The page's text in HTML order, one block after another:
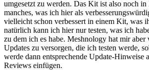
umgesetzt zu werden. Das Kit ist also noch
manches, was ich hier als
vielleicht schon verbessert in einem Kit, was
natürlich kann ich hier nur testen, was ich
zu dem ich es habe. Meshnology hat mir
Updates zu versorgen, die ich testen werde,
werde dann entsprechende Update-Hinweise
Reviews einfügen.